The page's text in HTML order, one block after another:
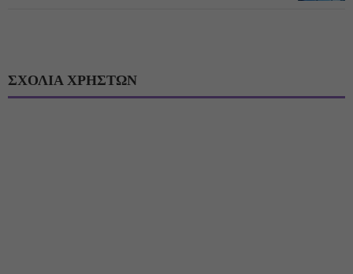
ΣΧΟΛΙΑ ΧΡΗΣΤΩΝ